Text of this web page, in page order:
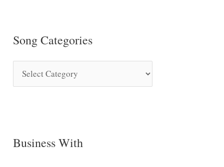
Song Categories
o
Business With